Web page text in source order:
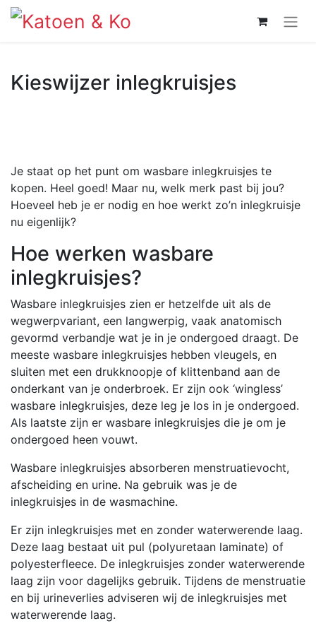
Kieswijzer inlegkruisjes
Je staat op het punt om wasbare inlegkruisjes te
kopen. Heel goed! Maar nu, welk merk past bij jou?
Hoeveel heb je er nodig en hoe werkt zo’n inlegkruisje
nu eigenlijk?
Hoe werken wasbare
inlegkruisjes?
Wasbare inlegkruisjes zien er hetzelfde uit als de
wegwerpvariant, een langwerpig, vaak anatomisch
gevormd verbandje wat je in je ondergoed draagt. De
meeste wasbare inlegkruisjes hebben vleugels, en
sluiten met een drukknoopje of klittenband aan de
onderkant van je onderbroek. Er zijn ook ‘wingless’
wasbare inlegkruisjes, deze leg je los in je ondergoed.
Als laatste zijn er wasbare inlegkruisjes die je om je
ondergoed heen vouwt.
Wasbare inlegkruisjes absorberen menstruatievocht,
afscheiding en urine. Na gebruik was je de
inlegkruisjes in de wasmachine.
Er zijn inlegkruisjes met en zonder waterwerende laag.
Deze laag bestaat uit pul (polyuretaan laminate) of
polyesterfleece. De inlegkruisjes zonder waterwerende
laag zijn voor dagelijks gebruik. Tijdens de menstruatie
en bij urineverlies adviseren wij de inlegkruisjes met
waterwerende laag.